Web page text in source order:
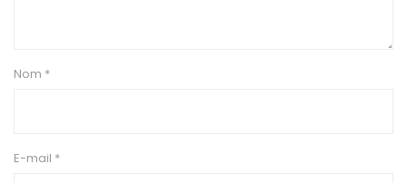
Nom *
E-mail *